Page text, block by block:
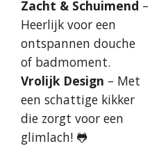
Zacht & Schuimend –
Heerlijk voor een
ontspannen douche
of badmoment.
Vrolijk Design – Met
een schattige kikker
die zorgt voor een
glimlach! 🐸